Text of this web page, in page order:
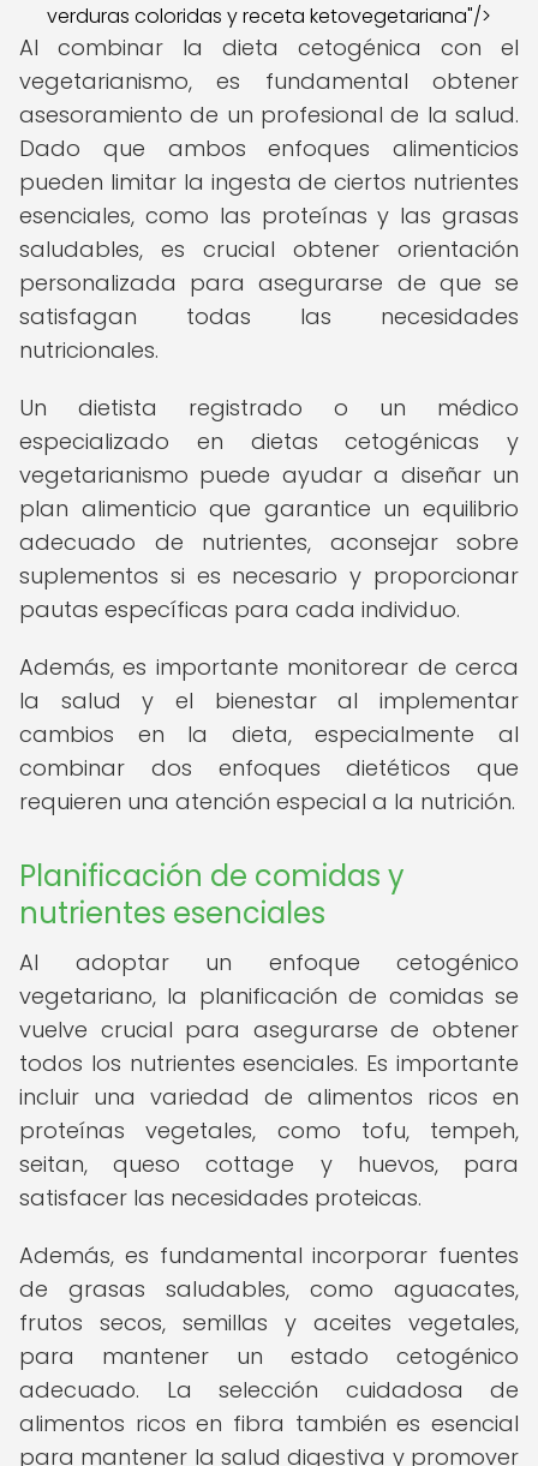
verduras coloridas y receta ketovegetariana"/>
Al combinar la dieta cetogénica con el
vegetarianismo, es fundamental obtener
asesoramiento de un profesional de la salud.
Dado que ambos enfoques alimenticios
pueden limitar la ingesta de ciertos nutrientes
esenciales, como las proteínas y las grasas
saludables, es crucial obtener orientación
personalizada para asegurarse de que se
satisfagan todas las necesidades
nutricionales.
Un dietista registrado o un médico
especializado en dietas cetogénicas y
vegetarianismo puede ayudar a diseñar un
plan alimenticio que garantice un equilibrio
adecuado de nutrientes, aconsejar sobre
suplementos si es necesario y proporcionar
pautas específicas para cada individuo.
Además, es importante monitorear de cerca
la salud y el bienestar al implementar
cambios en la dieta, especialmente al
combinar dos enfoques dietéticos que
requieren una atención especial a la nutrición.
Planificación de comidas y
nutrientes esenciales
Al adoptar un enfoque cetogénico
vegetariano, la planificación de comidas se
vuelve crucial para asegurarse de obtener
todos los nutrientes esenciales. Es importante
incluir una variedad de alimentos ricos en
proteínas vegetales, como tofu, tempeh,
seitan, queso cottage y huevos, para
satisfacer las necesidades proteicas.
Además, es fundamental incorporar fuentes
de grasas saludables, como aguacates,
frutos secos, semillas y aceites vegetales,
para mantener un estado cetogénico
adecuado. La selección cuidadosa de
alimentos ricos en fibra también es esencial
para mantener la salud digestiva y promover